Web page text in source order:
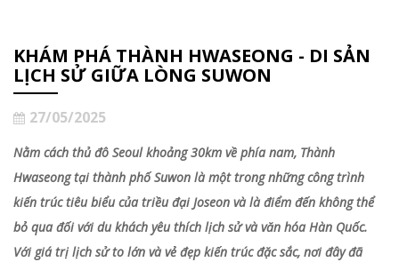
KHÁM PHÁ THÀNH HWASEONG - DI SẢN
LỊCH SỬ GIỮA LÒNG SUWON
27/05/2025
Nằm cách thủ đô Seoul khoảng 30km về phía nam, Thành
Hwaseong tại thành phố Suwon là một trong những công trình
kiến trúc tiêu biểu của triều đại Joseon và là điểm đến không thể
bỏ qua đối với du khách yêu thích lịch sử và văn hóa Hàn Quốc.
Với giá trị lịch sử to lớn và vẻ đẹp kiến trúc đặc sắc, nơi đây đã